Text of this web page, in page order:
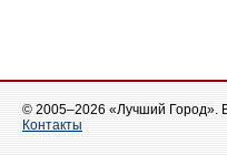
© 2005–2026 «Лучший Город».
Контакты